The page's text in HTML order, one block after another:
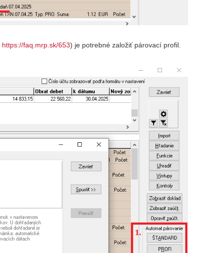
https://faq.mrp.sk/653) je potrebné založiť párovací profil.